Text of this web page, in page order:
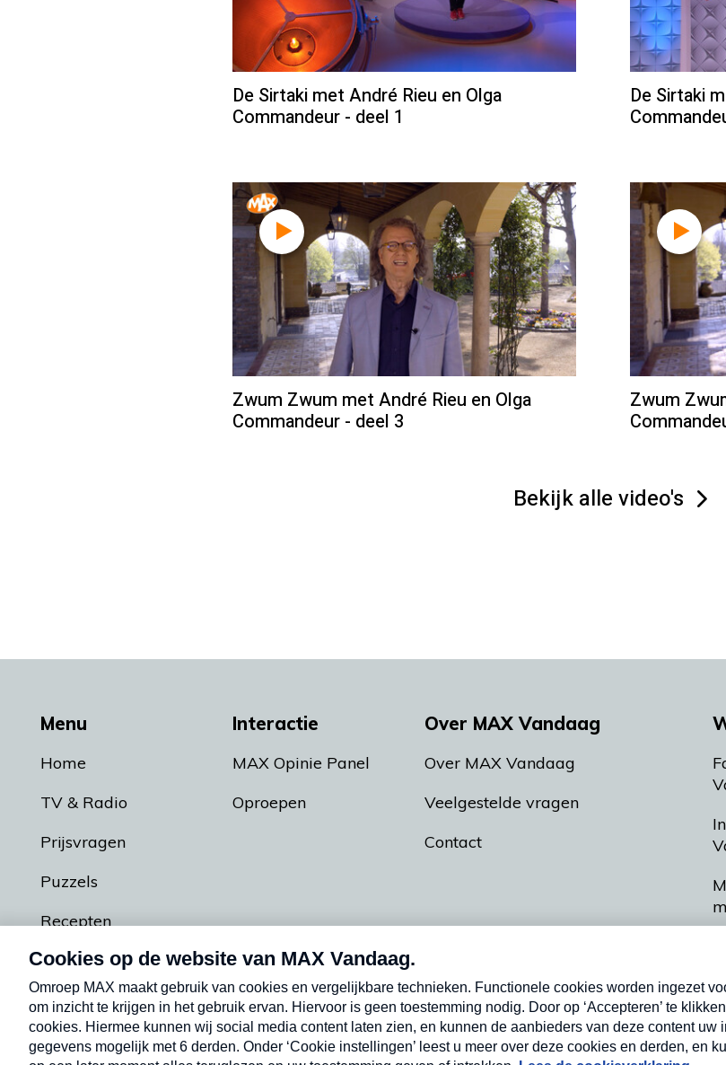
De Sirtaki met André Rieu en Olga
Commandeur - deel 1
De Sirtaki
Zwum Zwum met André Rieu en Olga
Commandeur - deel 3
Zwum
Bekijk alle video's
Menu
Home
TV & Radio
Prijsvragen
Puzzels
Recepten
Podcasts
Interactie
MAX Opinie Panel
Oproepen
Over MAX Vandaag
Over MAX Vandaag
Veelgestelde vragen
Contact